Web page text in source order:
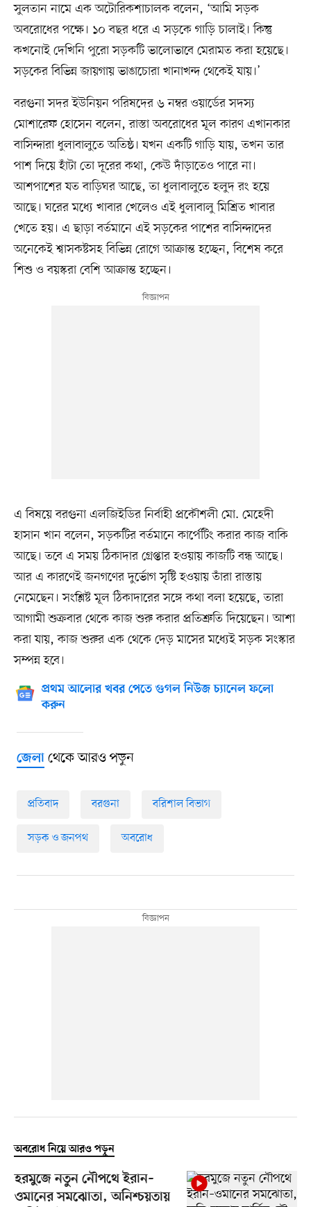
সুলতান নামে এক অটোরিকশাচালক বলেন, ‘আমি সড়ক
অবরোধের পক্ষে। ১০ বছর ধরে এ সড়কে গাড়ি চালাই। কিন্তু
কখনোই দেখিনি পুরো সড়কটি ভালোভাবে মেরামত করা হয়েছে।
সড়কের বিভিন্ন জায়গায় ভাঙাচোরা খানাখন্দ থেকেই যায়।’
বরগুনা সদর ইউনিয়ন পরিষদের ৬ নম্বর ওয়ার্ডের সদস্য
মোশারেফ হোসেন বলেন, রাস্তা অবরোধের মূল কারণ এখানকার
বাসিন্দারা ধুলাবালুতে অতিষ্ঠ। যখন একটি গাড়ি যায়, তখন তার
পাশ দিয়ে হাঁটা তো দূরের কথা, কেউ দাঁড়াতেও পারে না।
আশপাশের যত বাড়িঘর আছে, তা ধুলাবালুতে হলুদ রং হয়ে
আছে। ঘরের মধ্যে খাবার খেলেও এই ধুলাবালু মিশ্রিত খাবার
খেতে হয়। এ ছাড়া বর্তমানে এই সড়কের পাশের বাসিন্দাদের
অনেকেই শ্বাসকষ্টসহ বিভিন্ন রোগে আক্রান্ত হচ্ছেন, বিশেষ করে
শিশু ও বয়স্করা বেশি আক্রান্ত হচ্ছেন।
এ বিষয়ে বরগুনা এলজিইডির নির্বাহী প্রকৌশলী মো. মেহেদী
হাসান খান বলেন, সড়কটির বর্তমানে কার্পেটিং করার কাজ বাকি
আছে। তবে এ সময় ঠিকাদার গ্রেপ্তার হওয়ায় কাজটি বন্ধ আছে।
আর এ কারণেই জনগণের দুর্ভোগ সৃষ্টি হওয়ায় তাঁরা রাস্তায়
নেমেছেন। সংশ্লিষ্ট মূল ঠিকাদারের সঙ্গে কথা বলা হয়েছে, তারা
আগামী শুক্রবার থেকে কাজ শুরু করার প্রতিশ্রুতি দিয়েছেন। আশা
করা যায়, কাজ শুরুর এক থেকে দেড় মাসের মধ্যেই সড়ক সংস্কার
সম্পন্ন হবে।
প্রথম আলোর খবর পেতে গুগল নিউজ চ্যানেল ফলো
করুন
জেলাথেকে আরও পড়ুন
প্রতিবাদ বরগুনা বরিশাল বিভাগ
সড়ক ও জনপথ অবরোধ
অবরোধ নিয়ে আরও পড়ুন
হরমুজে নতুন নৌপথে ইরান–
ওমানের সমঝোতা, অনিশ্চয়তায়